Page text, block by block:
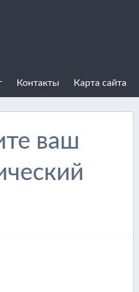
Карта сайта
Контакты
ваш